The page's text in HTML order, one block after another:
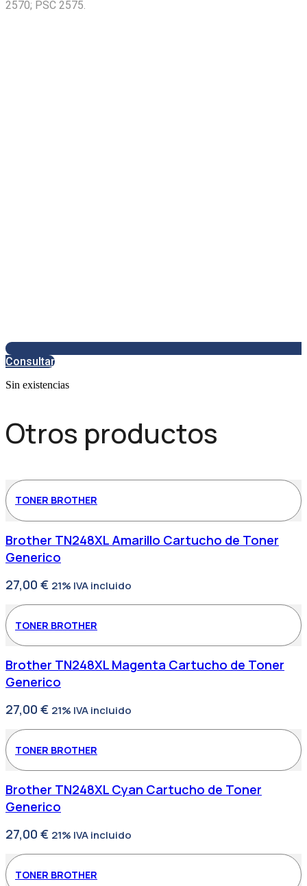
2570; PSC 2575.
Consultar
Sin existencias
Otros productos
TONER BROTHER
Brother TN248XL Amarillo Cartucho de Toner
Generico
27,00 € 21% IVA incluido
TONER BROTHER
Brother TN248XL Magenta Cartucho de Toner
Generico
27,00 € 21% IVA incluido
TONER BROTHER
Brother TN248XL Cyan Cartucho de Toner
Generico
27,00 € 21% IVA incluido
TONER BROTHER